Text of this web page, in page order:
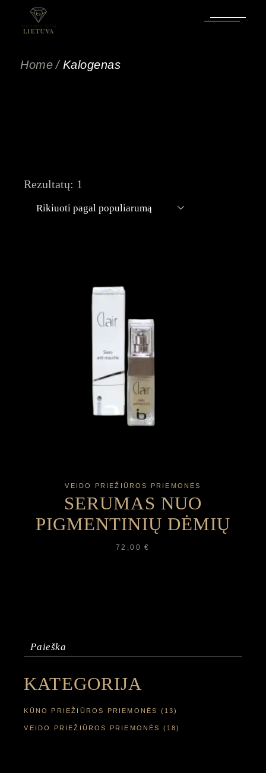
turinio
Home Kalogenas
Rezultatų: 1
VEIDO PRIEŽIŪROS PRIEMONĖS
SERUMAS NUO
PIGMENTINIŲ DĖMIŲ
72,00€
KATEGORIJA
KŪNO PRIEŽIŪROS PRIEMONĖS (13)
VEIDO PRIEŽIŪROS PRIEMONĖS (18)